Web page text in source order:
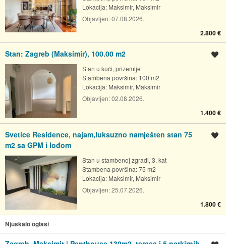
Lokacija: Maksimir, Maksimir
Objavljen:07.08.2026.
2.800 €
Stan: Zagreb (Maksimir), 100.00 m2
Stan u kući, prizemlje
Stambena površina: 100 m2
Lokacija: Maksimir, Maksimir
Objavljen:02.08.2026.
1.400 €
Svetice Residence, najam,luksuzno namješten stan 75
m2 sa GPM i lođom
Stan u stambenoj zgradi, 3. kat
Stambena površina: 75 m2
Lokacija: Maksimir, Maksimir
Objavljen:25.07.2026.
1.800 €
Njuškalo oglasi